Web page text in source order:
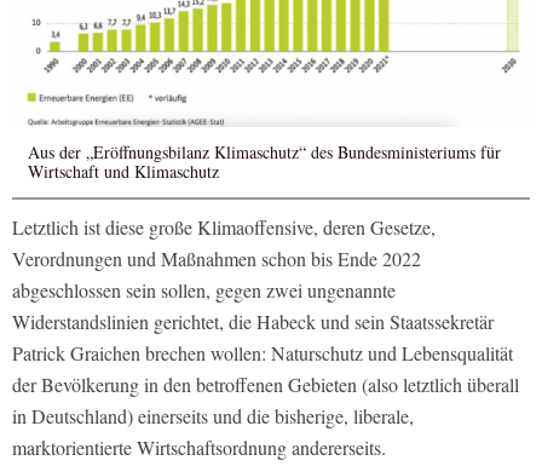
Aus der „Eröffnungsbilanz Klimaschutz“ des Bundesministeriums für
Wirtschaft und Klimaschutz
Letztlich ist diese große Klimaoffensive, deren Gesetze,
Verordnungen und Maßnahmen schon bis Ende 2022
abgeschlossen sein sollen, gegen zwei ungenannte
Widerstandslinien gerichtet, die Habeck und sein Staatssekretär
Patrick Graichen brechen wollen: Naturschutz und Lebensqualität
der Bevölkerung in den betroffenen Gebieten (also letztlich überall
in Deutschland) einerseits und die bisherige, liberale,
marktorientierte Wirtschaftsordnung andererseits.